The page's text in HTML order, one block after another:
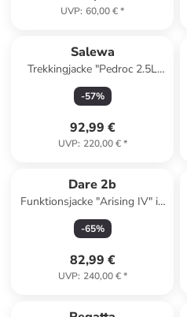
UVP: 60,00 €*
Salewa
Trekkingjacke "Pedroc 2.5L
Powertex" in Rot
-57%
92,99 €
UVP: 220,00 €*
Dare 2b
Funktionsjacke "Arising IV" in
Dunkelblau/ Hellblau
-65%
82,99 €
UVP: 240,00 €*